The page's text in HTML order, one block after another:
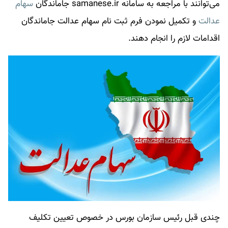
می‌توانند با مراجعه به سامانه samanese.ir جاماندگان
سهام
عدالت و تکمیل نمودن فرم ثبت نامسهام عدالتجاماندگان
اقدامات لازم را انجام دهند.
چندی قبل رئیس سازمان بورس در خصوص تعیین تکلیف